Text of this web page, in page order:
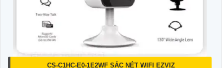
CS-C1HC-E0-1E2WF SẮC NÉT WIFI EZVIZ